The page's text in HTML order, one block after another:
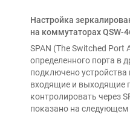
Настройка
на коммутаторах QSW-
SPAN (The Switched Port
определенного порта в
подключено
входящие и выходящие
контролировать через
показано на следующем